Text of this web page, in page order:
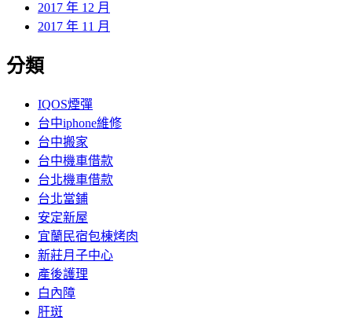
2017 年 12 月
2017 年 11 月
分類
IQOS煙彈
台中iphone維修
台中搬家
台中機車借款
台北機車借款
台北當鋪
安定新屋
宜蘭民宿包棟烤肉
新莊月子中心
產後護理
白內障
肝斑